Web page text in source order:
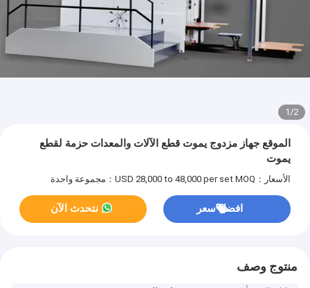
1/2
الموقع جهاز مزدوج يموت قطع الآلات والمعدات حزمة لقطع
يموت
الأسعار：USD 28,000 to 48,000 per set MOQ：مجموعة واحدة
افضل سعر نتحدث الآن
منتوج وصف